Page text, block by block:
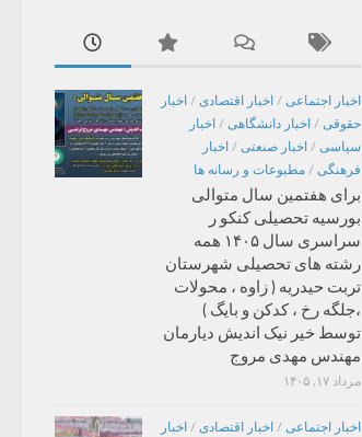
اخبار اجتماعی / اخبار اقتصادی / اخبار
حقوقی / اخبار دانشگاهی / اخبار
سیاسی / اخبار صنعتی / اخبار
فرهنگی / مطبوعات و رسانه ها
برای هفتمین سال متوالی
بورسیه تحصیلی کنکو ر
سراسری سال ۱۴۰۵ همه
رشته های تحصیلی شهرستان
تربت حیدریه ( زاوه ، محولات
،جلگه رخ ، کدکن و بایگ )
توسط خیر نیک اندیش دیارمان
مهندس مهدی مروج
مرداد ۱۷, ۱۴۰۵
اخبار اجتماعی / اخبار اقتصادی / اخبار